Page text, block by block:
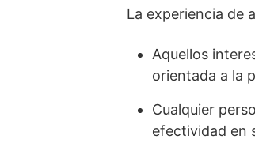
La experiencia de
Aquellos
orientada a la
Cualquier
efectividad en